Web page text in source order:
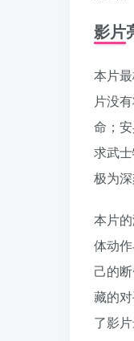
影片
本片
片没
命；
求武
极为
本片
体动
己的
藏的
了影